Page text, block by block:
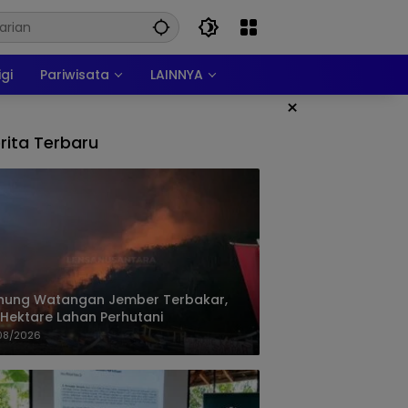
Pariwisata LAINNYA
×
Terbaru
Watangan Jember Terbakar,
Lahan Perhutani
2026